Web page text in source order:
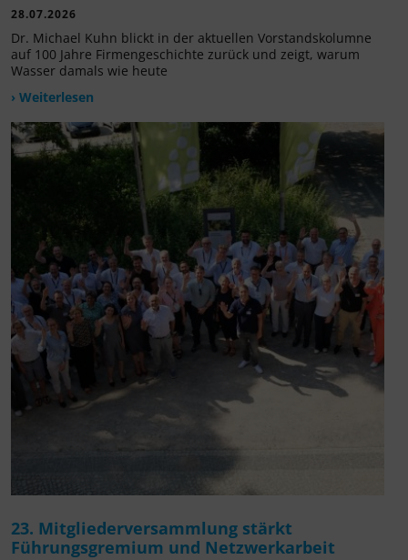
28.07.2026
Dr. Michael Kuhn blickt in der aktuellen Vorstandskolumne
auf 100 Jahre Firmengeschichte zurück und zeigt, warum
Wasser damals wie heute
› Weiterlesen
23. Mitgliederversammlung stärkt
Führungsgremium und Netzwerkarbeit